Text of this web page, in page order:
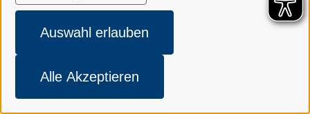
Auswahl erlauben
Alle Akzeptieren
Cookie-Einstellungen